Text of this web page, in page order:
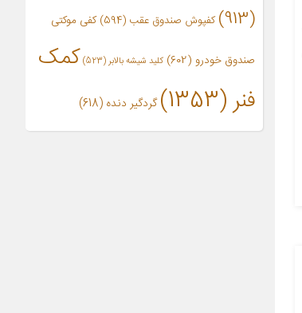
(913)
کفپوش صندوق عقب (594) کفی موکتی
صندوق خودرو (602) کلید شیشه بالابر(523)
کمک
فنر(1353) گردگیر دنده (618)